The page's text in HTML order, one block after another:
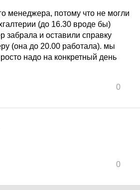
менеджера, потому что не могли
(до 16.30 вроде бы)
забрала и оставили справку
(она до 20.00 работала). мы
надо на конкретный день
0
0